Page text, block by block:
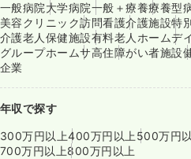
一般病院大学病院一般＋療養療養型
美容クリニック訪問看護介護施設特
介護老人保健施設有料老人ホームデ
グループホームサ高住障がい者施設
企業
年収で探す
300万円以上400万円以上 500万円
700万円以上800万円以上